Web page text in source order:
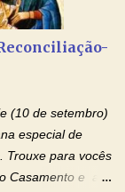
De Cura De
Nome, que todos
minha linha de
(10 de setembro)
especial de
Trouxe para vocês
Casamento e a